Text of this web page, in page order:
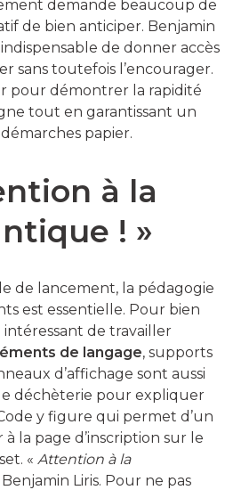
demande beaucoup de
de bien anticiper. Benjamin
de donner accès
sans toutefois l’encourager.
pour démontrer la rapidité
tout en garantissant un
papier.
à la
! »
de lancement, la pédagogie
est essentielle. Pour bien
intéressant de travailler
de langage, supports
d’affichage sont aussi
déchèterie pour expliquer
y figure qui permet d’un
à la page d’inscription sur le
« Attention à la
Liris. Pour ne pas